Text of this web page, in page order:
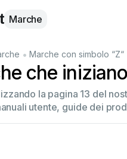
Marche
• Marche con simbolo “Z“
che
la pagina 13 del
utente, guide dei